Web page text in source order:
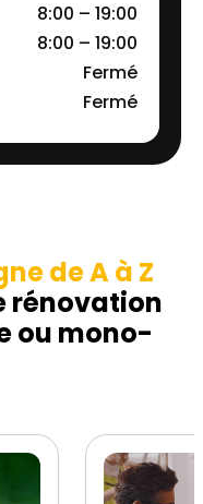
8:00 – 19:00
8:00 – 19:00
Fermé
Fermé
de A à Z
rénovation
ou mono-